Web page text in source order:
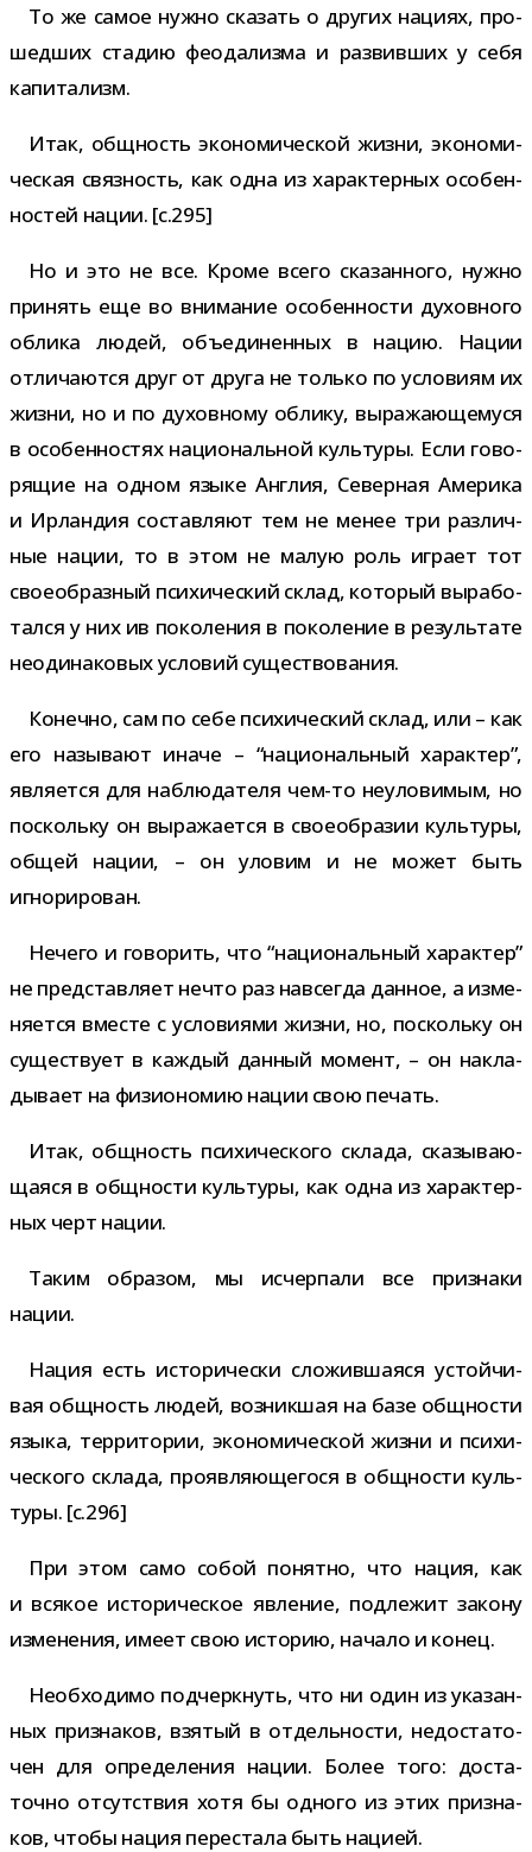
То же самое нужно ска­зать о дру­гих нациях, про­
шед­ших ста­дию фео­да­лизма и раз­вив­ших у себя
капитализм.
Итак, общ­ность эко­но­ми­че­ской жизни, эко­но­ми­
че­ская связ­ность, как одна из харак­тер­ных осо­бен­
но­стей нации. [c.295]
Но и это не все. Кроме всего ска­зан­ного, нужно
при­нять еще во вни­ма­ние осо­бен­но­сти духов­ного
облика людей, объ­еди­нен­ных в нацию. Нации
отли­ча­ются друг от друга не только по усло­виям их
жизни, но и по духов­ному облику, выра­жа­ю­ще­муся
в осо­бен­но­стях наци­о­наль­ной куль­туры. Если гово­
ря­щие на одном языке Англия, Северная Америка
и Ирландия состав­ляют тем не менее три раз­лич­
ные нации, то в этом не малую роль играет тот
свое­об­раз­ный пси­хи­че­ский склад, кото­рый выра­бо­
тался у них ив поко­ле­ния в поко­ле­ние в резуль­тате
неоди­на­ко­вых усло­вий существования.
Конечно, сам по себе пси­хи­че­ский склад, или – как
его назы­вают иначе – “наци­о­наль­ный харак­тер”,
явля­ется для наблю­да­теля чем-​то неуло­ви­мым, но
поскольку он выра­жа­ется в свое­об­ра­зии куль­туры,
общей нации, – он уло­вим и не может быть
игнорирован.
Нечего и гово­рить, что “наци­о­наль­ный харак­тер”
не пред­став­ляет нечто раз навсе­гда дан­ное, а изме­
ня­ется вме­сте с усло­ви­ями жизни, но, поскольку он
суще­ствует в каж­дый дан­ный момент, – он накла­
ды­вает на физио­но­мию нации свою печать.
Итак, общ­ность пси­хи­че­ского склада, ска­зы­ва­ю­
ща­яся в общ­но­сти куль­туры, как одна из харак­тер­
ных черт нации.
Таким обра­зом, мы исчер­пали все при­знаки
нации.
Нация есть исто­ри­че­ски сло­жив­ша­яся устой­чи­
вая общ­ность людей, воз­ник­шая на базе общ­но­сти
языка, тер­ри­то­рии, эко­но­ми­че­ской жизни и пси­хи­
че­ского склада, про­яв­ля­ю­ще­гося в общ­но­сти куль­
туры. [c.296]
При этом само собой понятно, что нация, как
и вся­кое исто­ри­че­ское явле­ние, под­ле­жит закону
изме­не­ния, имеет свою исто­рию, начало и конец.
Необходимо под­черк­нуть, что ни один из ука­зан­
ных при­зна­ков, взя­тый в отдель­но­сти, недо­ста­то­
чен для опре­де­ле­ния нации. Более того: доста­
точно отсут­ствия хотя бы одного из этих при­зна­
ков, чтобы нация пере­стала быть нацией.